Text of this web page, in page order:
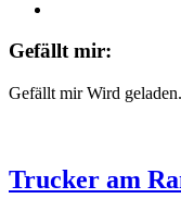
Gefällt mir:
Gefällt mir Wird
Trucker am